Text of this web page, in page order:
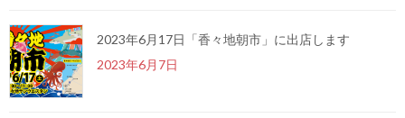
2023年6月17日「香々地朝市」に出店します
2023年6月7日